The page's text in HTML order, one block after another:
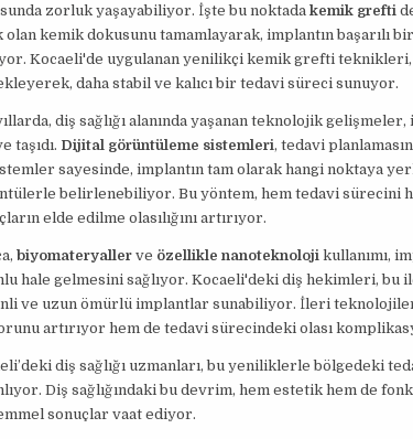
zorluk yaşayabiliyor. İşte bu noktada kemik grefti
olan kemik dokusunu tamamlayarak, implantın başarılı
Kocaeli'de uygulanan yenilikçi kemik grefti teknikleri,
daha stabil ve kalıcı bir tedavi süreci sunuyor.
diş sağlığı alanında yaşanan teknolojik
taşıdı. Dijital görüntüleme sistemleri, tedavi
sayesinde, implantın tam olarak hangi noktaya
belirlenebiliyor. Bu yöntem, hem tedavi sürecini
elde edilme olasılığını artırıyor.
biyomateryallerve özellikle nanoteknoloji kullanımı,
hale gelmesini sağlıyor. Kocaeli'deki diş hekimleri, bu
ve uzun ömürlü implantlar sunabiliyor. İleri
artırıyor hem de tedavi sürecindeki olası
diş sağlığı uzmanları, bu yeniliklerle bölgedeki
Diş sağlığındaki bu devrim, hem estetik hem de
sonuçlar vaat ediyor.